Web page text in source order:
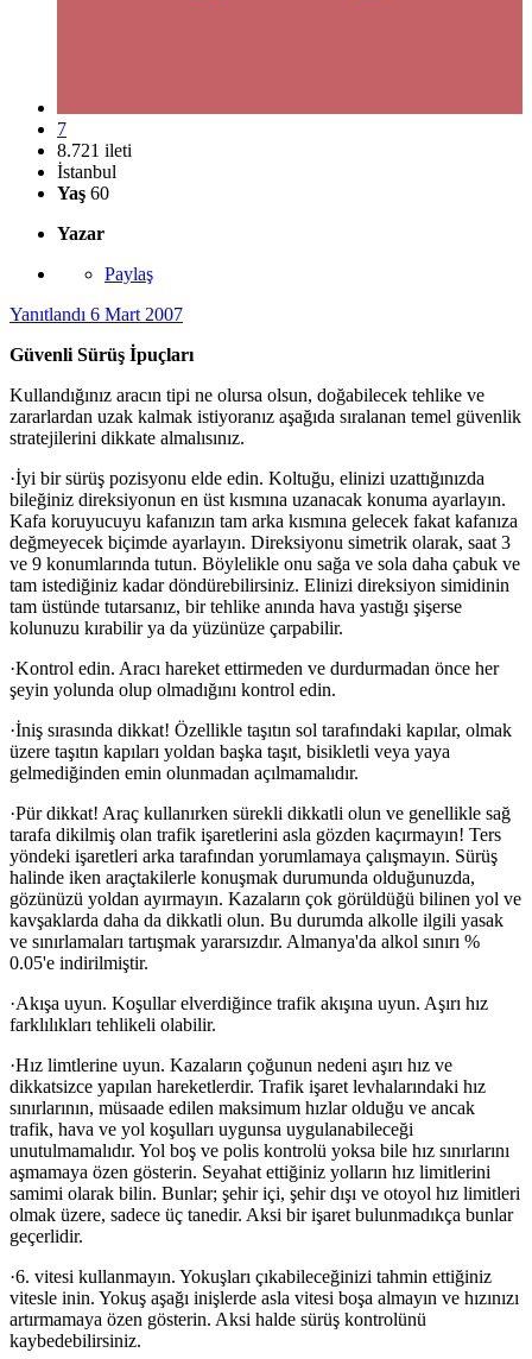
7
8.721 ileti
İstanbul
Yaş 60
Yazar
Paylaş
Yanıtlandı 6 Mart 2007
Güvenli Sürüş İpuçları
Kullandığınız aracın tipi ne olursa olsun, doğabilecek tehlike ve
zararlardan uzak kalmak istiyoranız aşağıda sıralanan temel güvenlik
stratejilerini dikkate almalısınız.
·İyi bir sürüş pozisyonu elde edin. Koltuğu, elinizi uzattığınızda
bileğiniz direksiyonun en üst kısmına uzanacak konuma ayarlayın.
Kafa koruyucuyu kafanızın tam arka kısmına gelecek fakat kafanıza
değmeyecek biçimde ayarlayın. Direksiyonu simetrik olarak, saat 3
ve 9 konumlarında tutun. Böylelikle onu sağa ve sola daha çabuk ve
tam istediğiniz kadar döndürebilirsiniz. Elinizi direksiyon simidinin
tam üstünde tutarsanız, bir tehlike anında hava yastığı şişerse
kolunuzu kırabilir ya da yüzünüze çarpabilir.
·Kontrol edin. Aracı hareket ettirmeden ve durdurmadan önce her
şeyin yolunda olup olmadığını kontrol edin.
·İniş sırasında dikkat! Özellikle taşıtın sol tarafındaki kapılar, olmak
üzere taşıtın kapıları yoldan başka taşıt, bisikletli veya yaya
gelmediğinden emin olunmadan açılmamalıdır.
·Pür dikkat! Araç kullanırken sürekli dikkatli olun ve genellikle sağ
tarafa dikilmiş olan trafik işaretlerini asla gözden kaçırmayın! Ters
yöndeki işaretleri arka tarafından yorumlamaya çalışmayın. Sürüş
halinde iken araçtakilerle konuşmak durumunda olduğunuzda,
gözünüzü yoldan ayırmayın. Kazaların çok görüldüğü bilinen yol ve
kavşaklarda daha da dikkatli olun. Bu durumda alkolle ilgili yasak
ve sınırlamaları tartışmak yararsızdır. Almanya'da alkol sınırı %
0.05'e indirilmiştir.
·Akışa uyun. Koşullar elverdiğince trafik akışına uyun. Aşırı hız
farklılıkları tehlikeli olabilir.
·Hız limtlerine uyun. Kazaların çoğunun nedeni aşırı hız ve
dikkatsizce yapılan hareketlerdir. Trafik işaret levhalarındaki hız
sınırlarının, müsaade edilen maksimum hızlar olduğu ve ancak
trafik, hava ve yol koşulları uygunsa uygulanabileceği
unutulmamalıdır. Yol boş ve polis kontrolü yoksa bile hız sınırlarını
aşmamaya özen gösterin. Seyahat ettiğiniz yolların hız limitlerini
samimi olarak bilin. Bunlar; şehir içi, şehir dışı ve otoyol hız limitleri
olmak üzere, sadece üç tanedir. Aksi bir işaret bulunmadıkça bunlar
geçerlidir.
·6. vitesi kullanmayın. Yokuşları çıkabileceğinizi tahmin ettiğiniz
vitesle inin. Yokuş aşağı inişlerde asla vitesi boşa almayın ve hızınızı
artırmamaya özen gösterin. Aksi halde sürüş kontrolünü
kaybedebilirsiniz.